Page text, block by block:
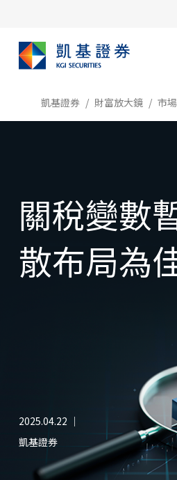
凱基證券 財富放大鏡 市
關稅變數
散布局為
2025.04.22 ｜
凱基證券